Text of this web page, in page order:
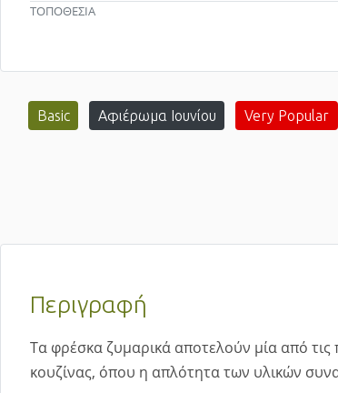
ΤΟΠΟΘΕΣΙΑ
Basic Αφιέρωμα Ιουνίου Very Popular
Περιγραφή
Τα φρέσκα ζυμαρικά αποτελούν μία από τις
κουζίνας, όπου η απλότητα των υλικών